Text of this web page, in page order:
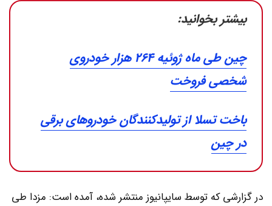
بیشتر بخوانید:
چین طی ماه ژوئیه 264 هزار خودروی
شخصی فروخت
باخت تسلا از تولیدکنندگان خودروهای برقی
در چین
در گزارشی که توسط سایپانیوز منتشر شده، آمده است: مزدا طی